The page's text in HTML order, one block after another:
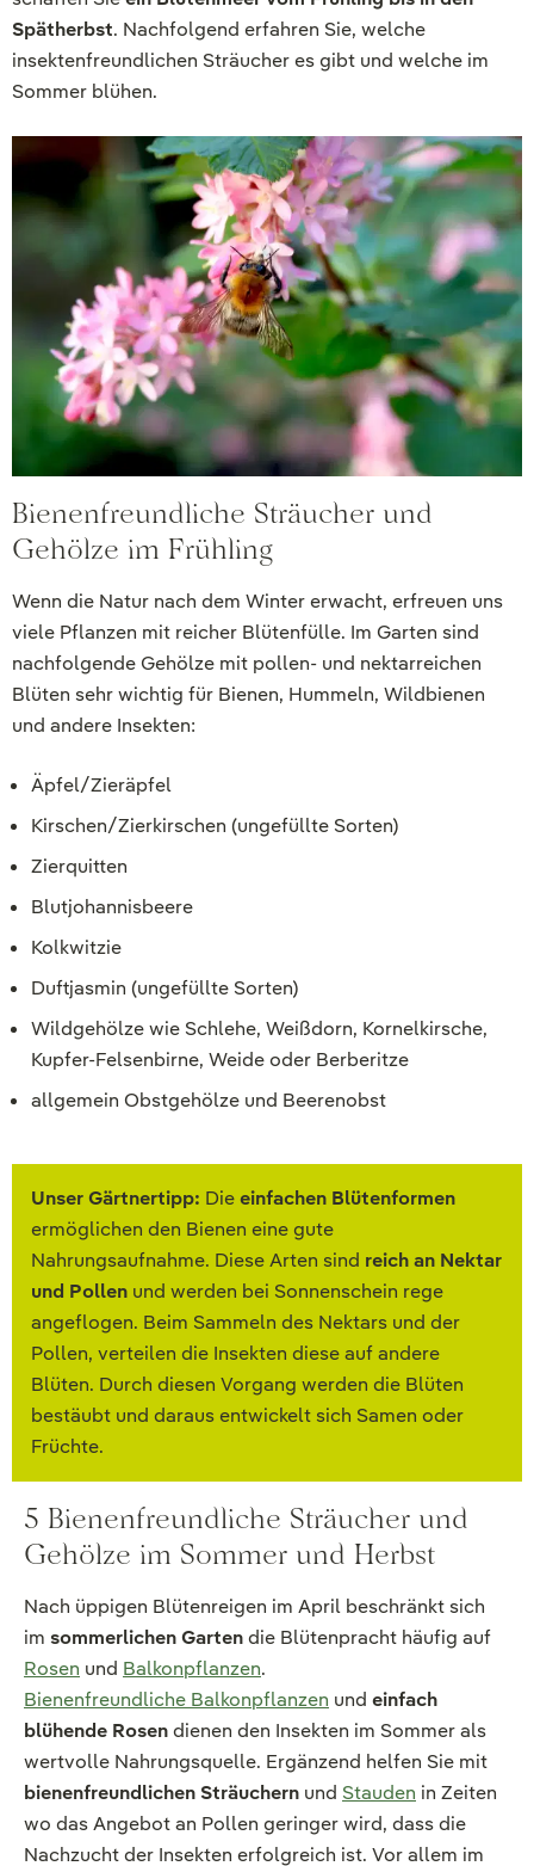
Spätherbst. Nachfolgend erfahren Sie, welche
insektenfreundlichen Sträucher es gibt und welche im
Sommer blühen.
Bienenfreundliche Sträucher und
Gehölze im Frühling
Wenn die Natur nach dem Winter erwacht, erfreuen uns
viele Pflanzen mit reicher Blütenfülle. Im Garten sind
nachfolgende Gehölze mit pollen- und nektarreichen
Blüten sehr wichtig für Bienen, Hummeln, Wildbienen
und andere Insekten:
Äpfel/Zieräpfel
Kirschen/Zierkirschen (ungefüllte Sorten)
Zierquitten
Blutjohannisbeere
Kolkwitzie
Duftjasmin (ungefüllte Sorten)
Wildgehölze wie Schlehe, Weißdorn, Kornelkirsche,
Kupfer-Felsenbirne, Weide oder Berberitze
allgemein Obstgehölze und Beerenobst
Unser Gärtnertipp: Dieeinfachen Blütenformen
ermöglichen den Bienen eine gute
Nahrungsaufnahme. Diese Arten sind reich an Nektar
und Pollen und werden bei Sonnenschein rege
angeflogen. Beim Sammeln des Nektars und der
Pollen, verteilen die Insekten diese auf andere
Blüten. Durch diesen Vorgang werden die Blüten
bestäubt und daraus entwickelt sich Samen oder
Früchte.
5 Bienenfreundliche Sträucher und
Gehölze im Sommer und Herbst
Nach üppigen Blütenreigen im April beschränkt sich
im sommerlichen Gartendie Blütenpracht häufig auf
Rosen und Balkonpflanzen.
Bienenfreundliche Balkonpflanzen und einfach
blühende Rosendienen den Insekten im Sommer als
wertvolle Nahrungsquelle. Ergänzend helfen Sie mit
bienenfreundlichen Sträuchern und Stauden in Zeiten
wo das Angebot an Pollen geringer wird, dass die
Nachzucht der Insekten erfolgreich ist. Vor allem im